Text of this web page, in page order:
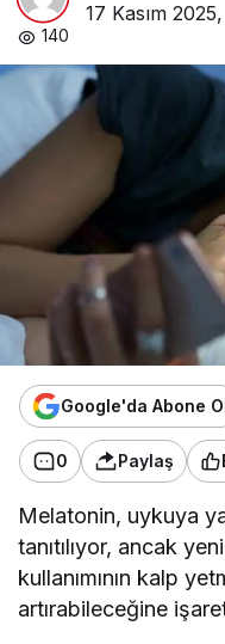
17 Kasım
140
Google'da Abone
0 Paylaş
Melatonin, uykuya
tanıtılıyor, ancak
kullanımının kalp
artırabileceğine